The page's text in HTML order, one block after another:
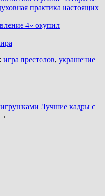
практика настоящих
4» окупил
игра престолов, украшение
Лучшие кадры с
→